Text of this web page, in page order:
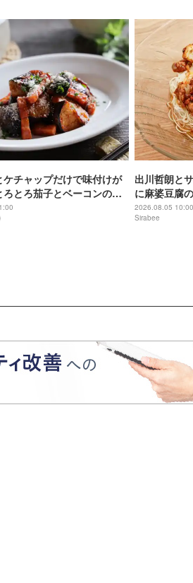
ケチャップだけで味付けが
とろ茄子とベーコンの簡
炒め
出川哲朗と
に麻婆豆腐
2026.08.05 10:00
Sirabee